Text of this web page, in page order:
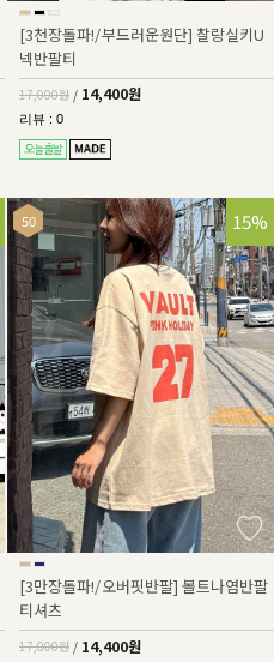
[3천장돌파!/부드러운원단] 찰랑실키U
넥반팔티
17,000원 / 14,400원
리뷰 : 0
15%
[3만장돌파!/오버핏반팔] 볼트나염반팔
티셔츠
17,000원 / 14,400원